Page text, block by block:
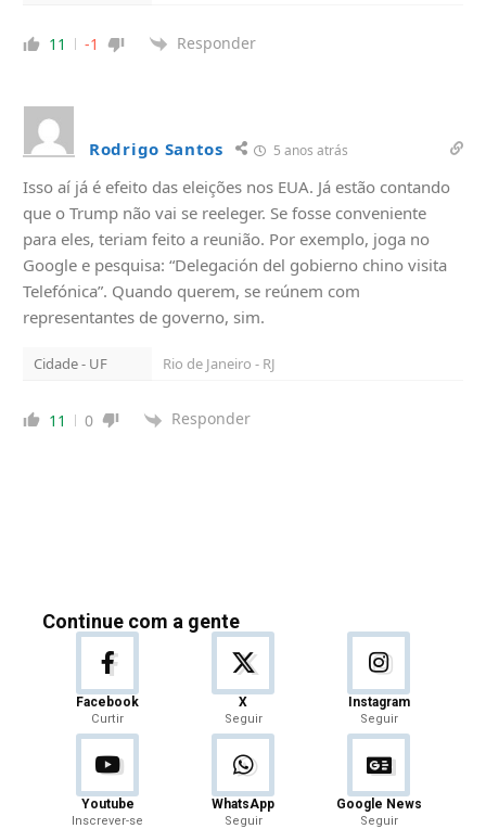
11 -1 Responder
Rodrigo Santos 5 anos atrás
Isso aí já é efeito das eleições nos EUA. Já estão contando
que o Trump não vai se reeleger. Se fosse conveniente
para eles, teriam feito a reunião. Por exemplo, joga no
Google e pesquisa: “Delegación del gobierno chino visita
Telefónica”. Quando querem, se reúnem com
representantes de governo, sim.
Cidade - UF Rio de Janeiro - RJ
11 0 Responder
Continue com a gente
Facebook
Curtir
X
Seguir
Instagram
Seguir
Youtube
Inscrever-se
WhatsApp
Seguir
Google News
Seguir